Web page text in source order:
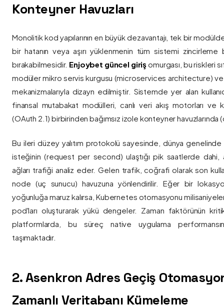
Konteyner Havuzları
Monolitik kod yapılarının en büyük dezavantajı, tek bir
bir hatanın veya aşırı yüklenmenin tüm sistemi zincirleme
bırakabilmesidir. Enjoybet güncel giriş omurgası, bu riskleri
modüler mikro servis kurgusu (microservices architecture)
mekanizmalarıyla dizayn edilmiştir. Sistemde yer alan
finansal mutabakat modülleri, canlı veri akış motorları ve
(OAuth 2.1) birbirinden bağımsız izole konteyner havuzlarında
Bu ileri düzey yalıtım protokolü sayesinde, dünya genelinde
isteğinin (request per second) ulaştığı pik saatlerde dahi,
ağları trafiği analiz eder. Gelen trafik, coğrafi olarak son
node (uç sunucu) havuzuna yönlendirilir. Eğer bir
yoğunluğa maruz kalırsa, Kubernetes otomasyonu
pod'ları oluşturarak yükü dengeler. Zaman faktörünün
platformlarda, bu süreç native uygulama
taşımaktadır.
2. Asenkron Adres Geçiş
Zamanlı Veritabanı Kümeleme